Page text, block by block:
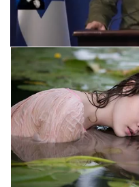
Следующее видео через 5